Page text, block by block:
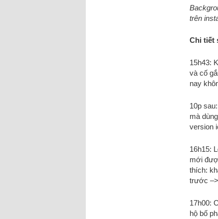
trên
Chi tiết
15h43:
và cố
nay
10p
mà
version
16h15:
mới
thích:
trước
17h00:
hộ bố